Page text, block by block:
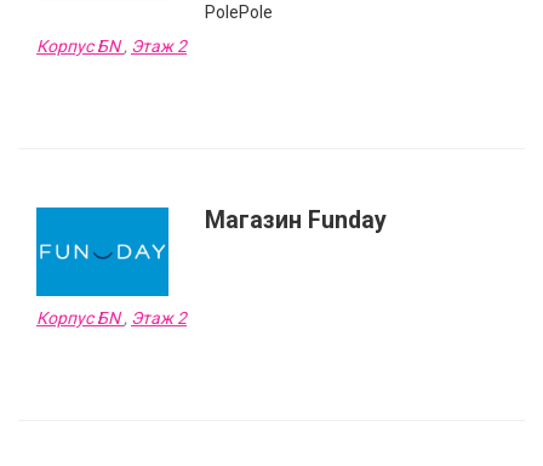
PolePole
Корпус БN, Этаж 2
Магазин Funday
Корпус БN, Этаж 2